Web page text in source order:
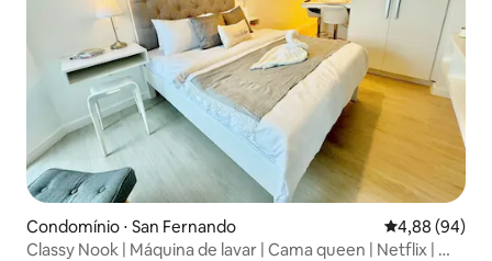
Condomínio ⋅ San Fernando 4,88 de uma
4,88 (94)
Classy Nook | Máquina de lavar | Cama queen | Netflix | Wi-